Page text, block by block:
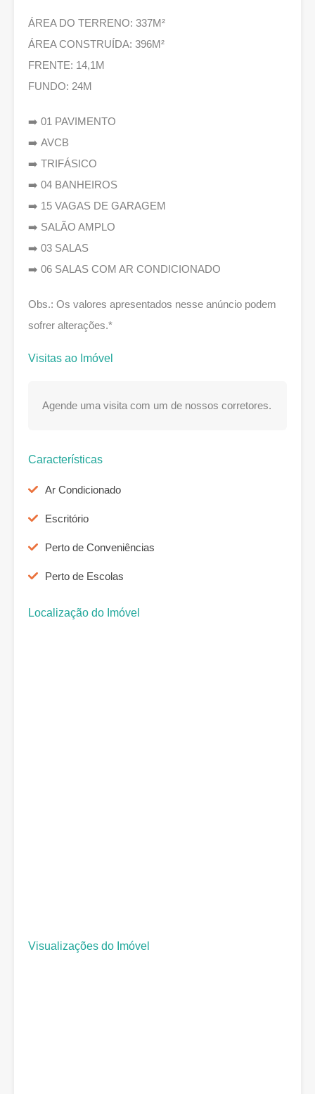
ÁREA DO TERRENO: 337M²
ÁREA CONSTRUÍDA: 396M²
FRENTE: 14,1M
FUNDO: 24M
➡️ 01 PAVIMENTO
➡️ AVCB
➡️ TRIFÁSICO
➡️ 04 BANHEIROS
➡️ 15 VAGAS DE GARAGEM
➡️ SALÃO AMPLO
➡️ 03 SALAS
➡️ 06 SALAS COM AR CONDICIONADO
Obs.: Os valores apresentados nesse anúncio podem
sofrer alterações.*
Visitas ao Imóvel
Agende uma visita com um de nossos corretores.
Características
Ar Condicionado
Escritório
Perto de Conveniências
Perto de Escolas
Localização do Imóvel
Visualizações do Imóvel